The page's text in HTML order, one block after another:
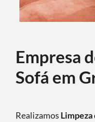
Empresa
Sofá em
Realizamos Limpeza